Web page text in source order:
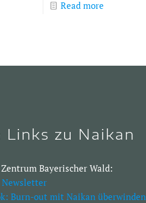
Read more
Links zu Naikan
Bayerischer Wald:
Newsletter
Burn-out mit Naikan überwinden